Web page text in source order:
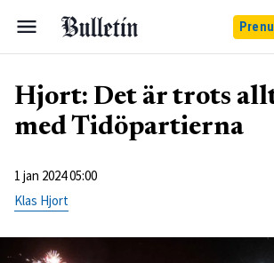
Hjort: Det är trots
med Tidöpartierna
1 jan 2024 05:00
Klas Hjort